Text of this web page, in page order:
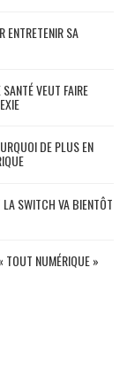
ENTRETENIR SA
VEUT FAIRE
DE PLUS EN
LA SWITCH VA BIENTÔT
TOUT NUMÉRIQUE »